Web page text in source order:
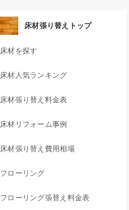
床材張り替えトップ
床材を探す
床材人気ランキング
床材張り替え料金表
床材リフォーム事例
床材張り替え費用相場
フローリング
フローリング張替え料金表